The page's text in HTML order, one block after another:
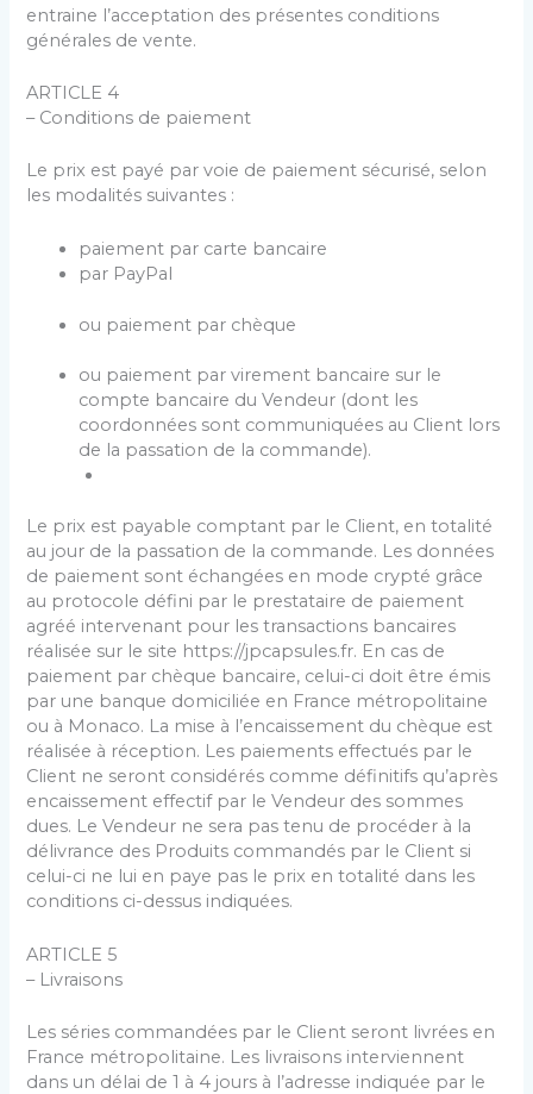
entraine l’acceptation des présentes conditions
générales de vente.
ARTICLE 4
– Conditions de paiement
Le prix est payé par voie de paiement sécurisé, selon
les modalités suivantes :
paiement par carte bancaire
par PayPal
ou paiement par chèque
ou paiement par virement bancaire sur le
compte bancaire du Vendeur (dont les
coordonnées sont communiquées au Client lors
de la passation de la commande).
Le prix est payable comptant par le Client, en totalité
au jour de la passation de la commande. Les données
de paiement sont échangées en mode crypté grâce
au protocole défini par le prestataire de paiement
agréé intervenant pour les transactions bancaires
réalisée sur le site https://jpcapsules.fr. En cas de
paiement par chèque bancaire, celui-ci doit être émis
par une banque domiciliée en France métropolitaine
ou à Monaco. La mise à l’encaissement du chèque est
réalisée à réception. Les paiements effectués par le
Client ne seront considérés comme définitifs qu’après
encaissement effectif par le Vendeur des sommes
dues. Le Vendeur ne sera pas tenu de procéder à la
délivrance des Produits commandés par le Client si
celui-ci ne lui en paye pas le prix en totalité dans les
conditions ci-dessus indiquées.
ARTICLE 5
– Livraisons
Les séries commandées par le Client seront livrées en
France métropolitaine. Les livraisons interviennent
dans un délai de 1 à 4 jours à l’adresse indiquée par le